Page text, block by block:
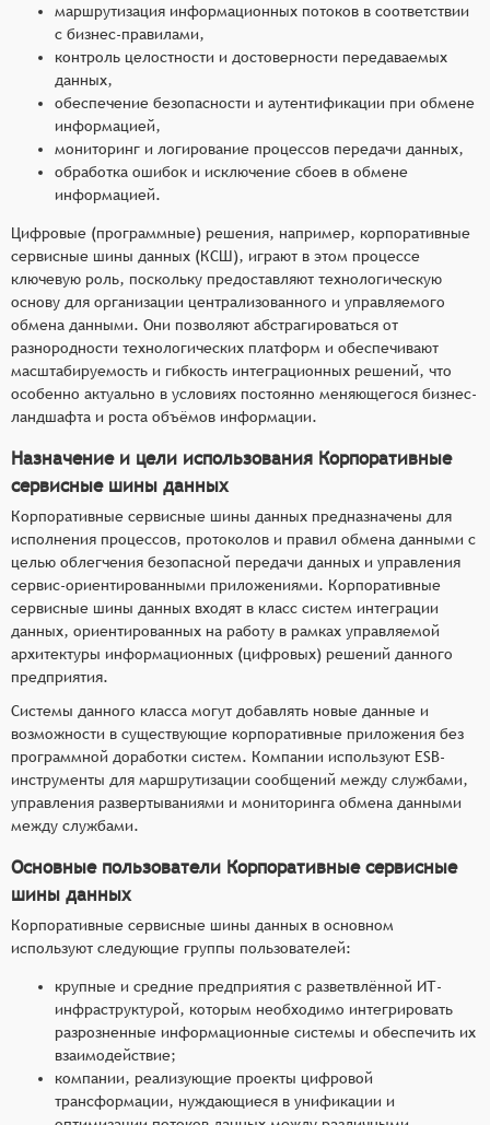
маршрутизация информационных потоков в соответствии
с бизнес-правилами,
контроль целостности и достоверности передаваемых
данных,
обеспечение безопасности и аутентификации при обмене
информацией,
мониторинг и логирование процессов передачи данных,
обработка ошибок и исключение сбоев в обмене
информацией.
Цифровые (программные) решения, например, корпоративные
сервисные шины данных (КСШ), играют в этом процессе
ключевую роль, поскольку предоставляют технологическую
основу для организации централизованного и управляемого
обмена данными. Они позволяют абстрагироваться от
разнородности технологических платформ и обеспечивают
масштабируемость и гибкость интеграционных решений, что
особенно актуально в условиях постоянно меняющегося бизнес-
ландшафта и роста объёмов информации.
Назначение и цели использования Корпоративные
сервисные шины данных
Корпоративные сервисные шины данных предназначены для
исполнения процессов, протоколов и правил обмена данными с
целью облегчения безопасной передачи данных и управления
сервис-ориентированными приложениями. Корпоративные
сервисные шины данных входят в класс систем интеграции
данных, ориентированных на работу в рамках управляемой
архитектуры информационных (цифровых) решений данного
предприятия.
Системы данного класса могут добавлять новые данные и
возможности в существующие корпоративные приложения без
программной доработки систем. Компании используют ESB-
инструменты для маршрутизации сообщений между службами,
управления развертываниями и мониторинга обмена данными
между службами.
Основные пользователи Корпоративные сервисные
шины данных
Корпоративные сервисные шины данных в основном
используют следующие группы пользователей:
крупные и средние предприятия с разветвлённой ИТ-
инфраструктурой, которым необходимо интегрировать
разрозненные информационные системы и обеспечить их
взаимодействие;
компании, реализующие проекты цифровой
трансформации, нуждающиеся в унификации и